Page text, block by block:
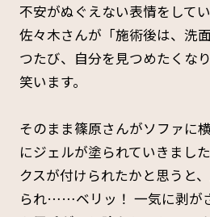
不安がぬぐえない表情をして
佐々木さんが「施術後は、洗
つたび、自分を見つめたくな
笑います。
そのまま篠原さんがソファに
にジェルが塗られていきまし
クスが付けられたかと思うと
られ……ベリッ！ 一気に剥が